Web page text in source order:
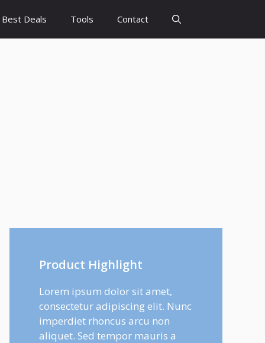
Best Deals Tools Contact
Product Highlight
Lorem ipsum dolor sit amet,
consectetur adipiscing elit. Nunc
imperdiet rhoncus arcu non
aliquet. Sed tempor mauris a